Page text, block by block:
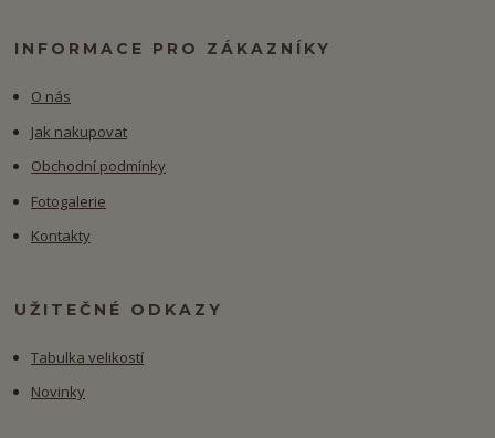
INFORMACE PRO ZÁKAZNÍKY
O nás
Jak nakupovat
Obchodní podmínky
Fotogalerie
Kontakty
UŽITEČNÉ ODKAZY
Tabulka velikostí
Novinky